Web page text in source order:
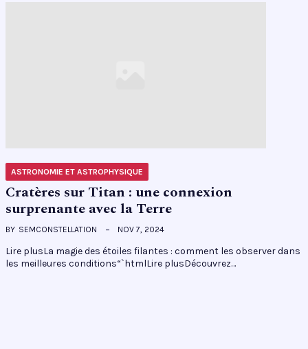
ASTRONOMIE ET ASTROPHYSIQUE
Cratères sur Titan : une connexion
surprenante avec la Terre
BY SEMCONSTELLATION NOV 7, 2024
Lire plusLa magie des étoiles filantes : comment les observer dans
les meilleures conditions“`htmlLire plusDécouvrez…